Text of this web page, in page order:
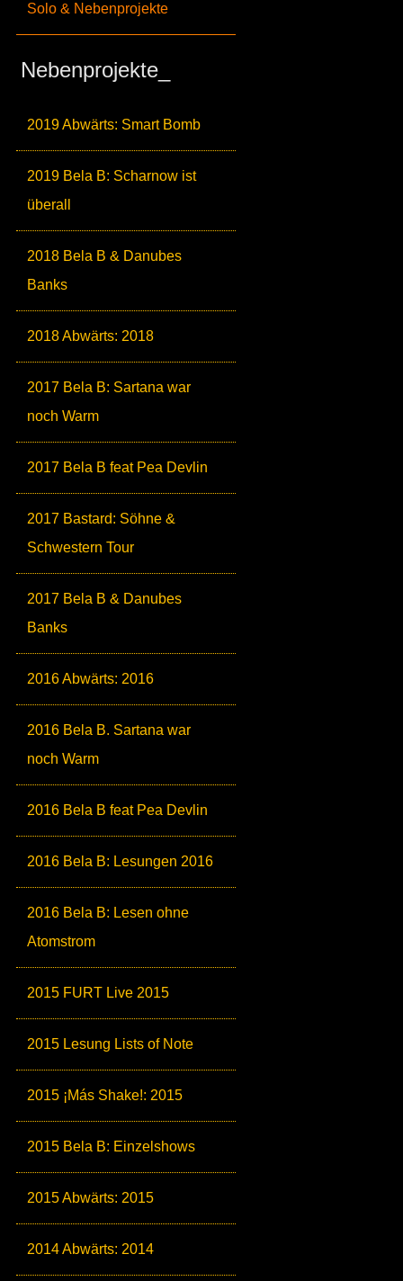
Solo & Nebenprojekte
Nebenprojekte_
2019 Abwärts: Smart Bomb
2019 Bela B: Scharnow ist
überall
2018 Bela B & Danubes
Banks
2018 Abwärts: 2018
2017 Bela B: Sartana war
noch Warm
2017 Bela B feat Pea Devlin
2017 Bastard: Söhne &
Schwestern Tour
2017 Bela B & Danubes
Banks
2016 Abwärts: 2016
2016 Bela B. Sartana war
noch Warm
2016 Bela B feat Pea Devlin
2016 Bela B: Lesungen 2016
2016 Bela B: Lesen ohne
Atomstrom
2015 FURT Live 2015
2015 Lesung Lists of Note
2015 ¡Más Shake!: 2015
2015 Bela B: Einzelshows
2015 Abwärts: 2015
2014 Abwärts: 2014